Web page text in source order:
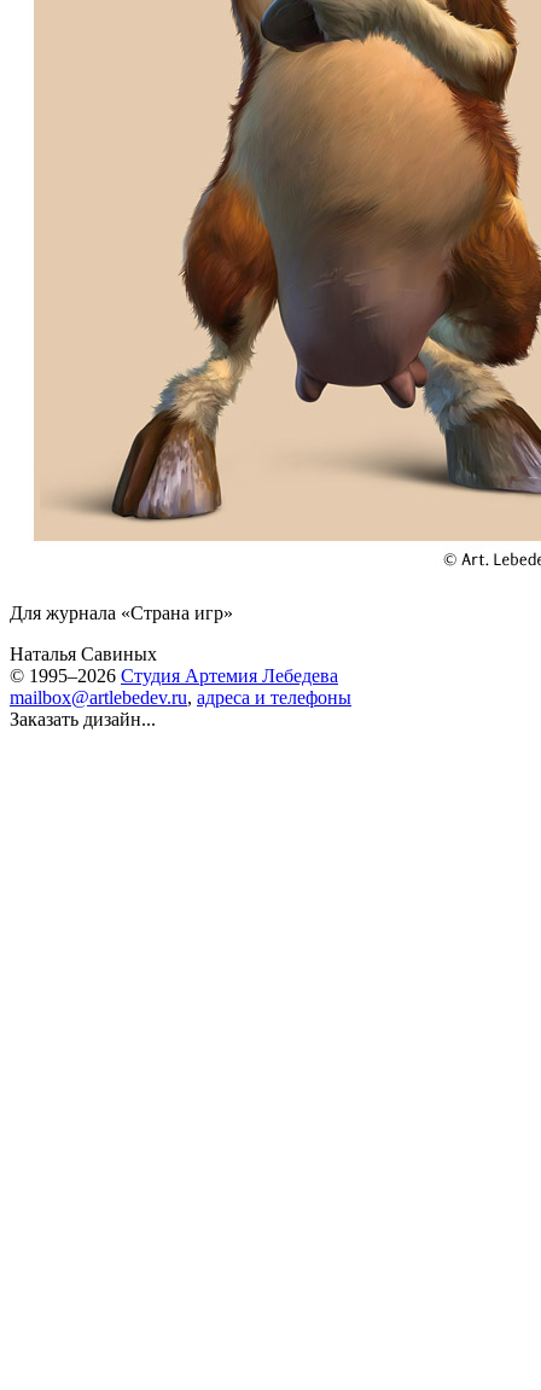
Для журнала «Страна игр»
Наталья Савиных
© 1995–2026 Студия Артемия Лебедева
mailbox@artlebedev.ru, адреса и телефоны
Заказать дизайн...